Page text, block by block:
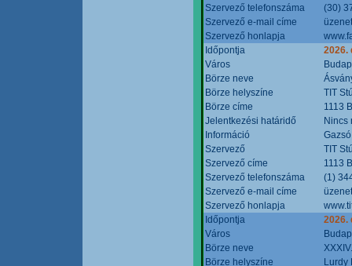
Szervező telefonszáma
(30)
Szervező e-mail címe
Szervező honlapja
Időpontja
2026.
Város
Börze neve
Börze helyszíne
TIT
Börze címe
1113
Jelentkezési határidő
Nincs
Információ
Szervező
TIT
Szervező címe
1113
Szervező telefonszáma
(1)
Szervező e-mail címe
Szervező honlapja
Időpontja
2026.
Város
Börze neve
Börze helyszíne
Lurdy